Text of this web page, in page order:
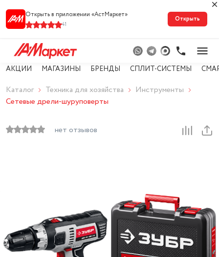
Открыть в приложении «АстМарке‪т‬»
41
Открыть
АКЦИИ МАГАЗИНЫ БРЕНДЫ СПЛИТ-СИСТЕМЫ
Каталог Техника для хозяйства
Инструменты
Сетевые дрели-шуруповерты
нет отзывов